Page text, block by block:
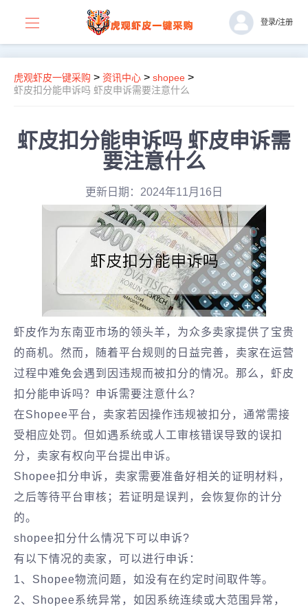
登录/注册
虎观虾皮一键采购 > 资讯中心 > shopee >
虾皮扣分能申诉吗 虾皮申诉需要注意什么
虾皮扣分能申诉吗 虾皮申诉需
要注意什么
更新日期：2024年11月16日
虾皮作为东南亚市场的领头羊，为众多卖家提供了宝贵
的商机。然而，随着平台规则的日益完善，卖家在运营
过程中难免会遇到因违规而被扣分的情况。那么，虾皮
扣分能申诉吗？申诉需要注意什么？
在Shopee平台，卖家若因操作违规被扣分，通常需接
受相应处罚。但如遇系统或人工审核错误导致的误扣
分，卖家有权向平台提出申诉。
Shopee扣分申诉，卖家需要准备好相关的证明材料，
之后等待平台审核；若证明是误判，会恢复你的计分
的。
shopee扣分什么情况下可以申诉?
有以下情况的卖家，可以进行申诉：
1、Shopee物流问题，如没有在约定时间取件等。
2、Shopee系统异常，如因系统连续或大范围异常，